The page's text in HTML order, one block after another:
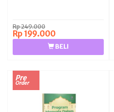
Rp 249.000
Rp 199.000
BELI
Pre
Order